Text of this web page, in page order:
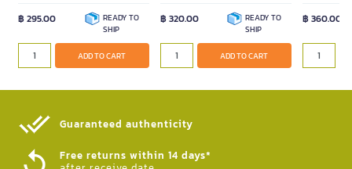
฿ 295.00
READY TO
SHIP
ADD TO CART
฿ 320.00
READY TO
SHIP
ADD TO CART
฿ 360.00
Guaranteed authenticity​
Free returns within 14 days*